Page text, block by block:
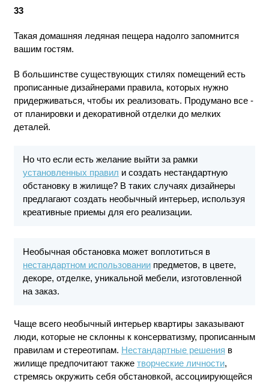
33
Такая домашняя ледяная пещера надолго запомнится
вашим гостям.
В большинстве существующих стилях помещений есть
прописанные дизайнерами правила, которых нужно
придерживаться, чтобы их реализовать. Продумано все -
от планировки и декоративной отделки до мелких
деталей.
Но что если есть желание выйти за рамки
установленных правил и создать нестандартную
обстановку в жилище? В таких случаях дизайнеры
предлагают создать необычный интерьер, используя
креативные приемы для его реализации.
Необычная обстановка может воплотиться в
нестандартном использованиипредметов, в цвете,
декоре, отделке, уникальной мебели, изготовленной
на заказ.
Чаще всего необычный интерьер квартиры заказывают
люди, которые не склонны к консерватизму, прописанным
правилам и стереотипам. Нестандартные решения в
жилище предпочитают также творческие личности,
стремясь окружить себя обстановкой, ассоциирующейся